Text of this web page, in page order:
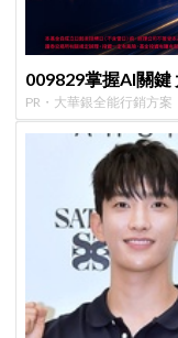
009829掌握AI關鍵
PR・大華銀全能行銷方案